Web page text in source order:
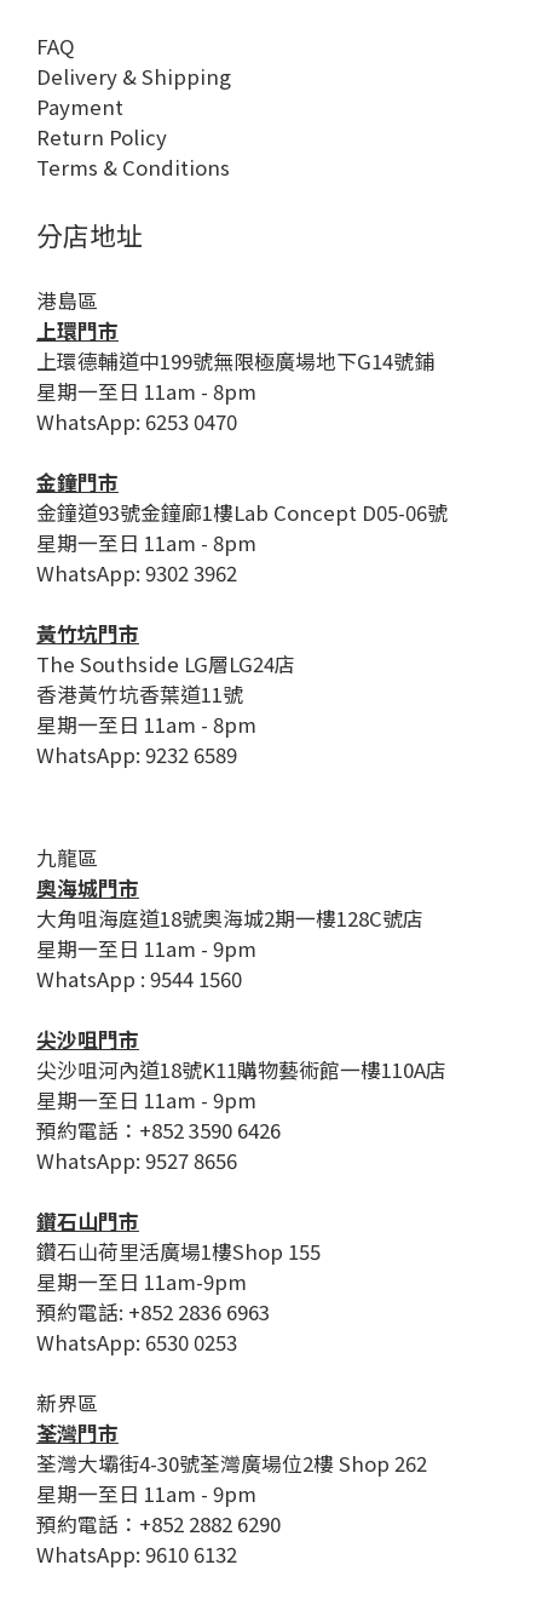
FAQ
Delivery & Shipping
Payment
Return Policy
Terms & Conditions
分店地址
港島區
上環門市
上環德輔道中199號無限極廣場地下G14號鋪
星期一至日 11am - 8pm
WhatsApp: 6253 0470
金鐘門市
金鐘道93號金鐘廊1樓Lab Concept D05-06號
星期一至日 11am - 8pm
WhatsApp: 9302 3962
黃竹坑門市
The Southside LG層LG24店
香港黃竹坑香葉道11號
星期一至日 11am - 8pm
WhatsApp: 9232 6589
九龍區
奧海城門市
大角咀海庭道18號奧海城2期一樓128C號店
星期一至日 11am - 9pm
WhatsApp : 9544 1560
尖沙咀門市
尖沙咀河內道18號K11購物藝術館一樓110A店
星期一至日 11am - 9pm
預約電話：+852 3590 6426
WhatsApp: 9527 8656
鑽石山門市
鑽石山荷里活廣場1樓Shop 155
星期一至日 11am-9pm
預約電話: +852 2836 6963
WhatsApp: 6530 0253
新界區
荃灣門市
荃灣大壩街4-30號荃灣廣場位2樓 Shop 262
星期一至日 11am - 9pm
預約電話：+852 2882 6290
WhatsApp: 9610 6132